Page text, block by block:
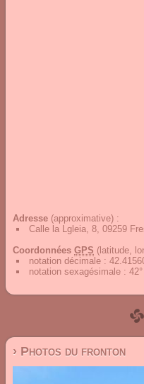
Adresse (approximative) :
Calle la Lgleia, 8, 09259
Coordonnées GPS (latitude,
notation décimale :
notation sexagésimale :
› Photos du fronton